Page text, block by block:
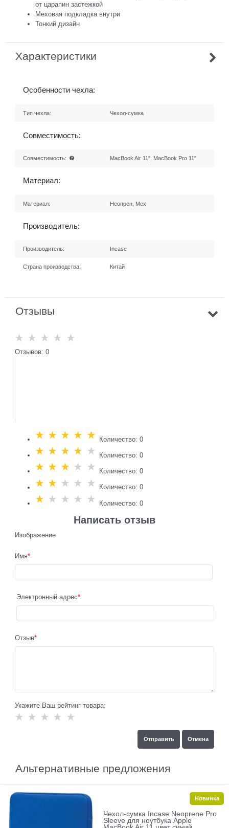
от царапин застежкой
Меховая подкладка внутри
Тонкий дизайн
Характеристики
Особенности чехла:
Тип чехла: Чехол-сумка
Совместимость:
Совместимость: MacBook Air 11", MacBook Pro 11"
Материал:
Материал: Неопрен, Мех
Производитель:
Производитель: Incase
Страна производства: Китай
Отзывы
Отзывов: 0
Количество: 0
Количество: 0
Количество: 0
Количество: 0
Количество: 0
Написать отзыв
Изображение
Имя
Электронный адрес
Отзыв
Укажите Ваш рейтинг товара:
Альтернативные предложения
Чехол-сумка Incase Neoprene Pro
Sleeve для ноутбука Apple
Новинка